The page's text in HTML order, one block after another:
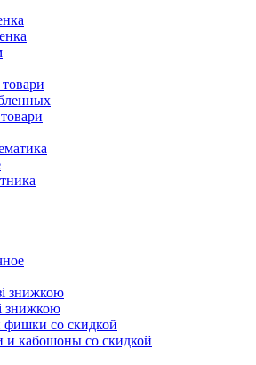
знижкою
знижкою
со скидкой
и кабошоны со скидкой